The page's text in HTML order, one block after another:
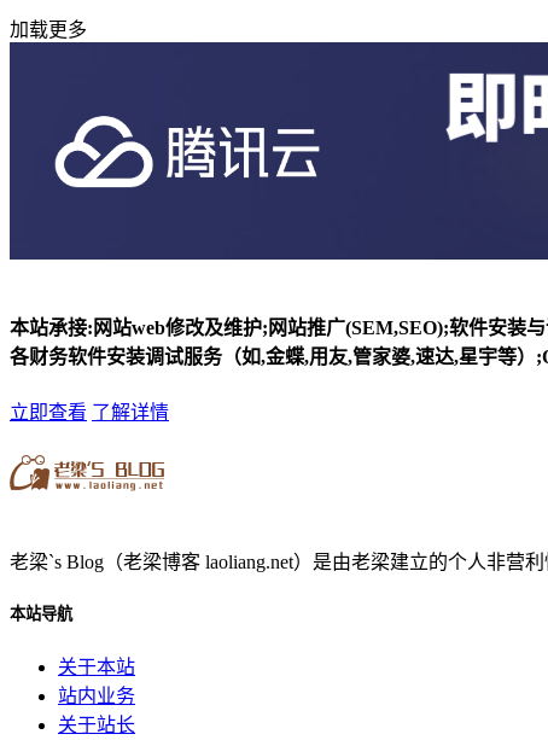
加载更多
本站承接:网站web修改及维护;网站推广(SEM,SEO);软件安装
各财务软件安装调试服务（如,金蝶,用友,管家婆,速达,星宇等
立即查看 了解详情
老梁`s Blog（老梁博客 laoliang.net）是由老梁建立的个人非营
本站导航
关于本站
站内业务
关于站长